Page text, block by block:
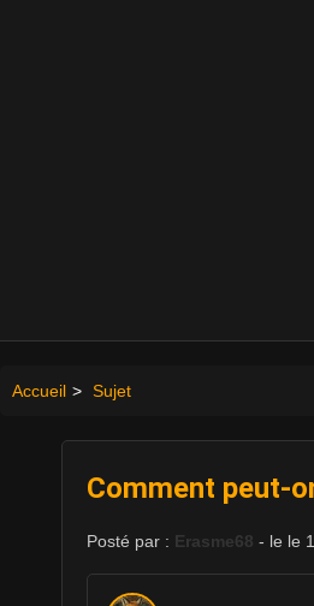
Accueil > Sujet
Comment peut-
Posté par : Erasme68 - le le